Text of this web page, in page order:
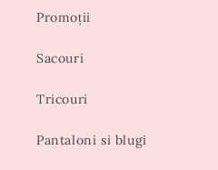
Promoții
Sacouri
Tricouri
Pantaloni si blugi